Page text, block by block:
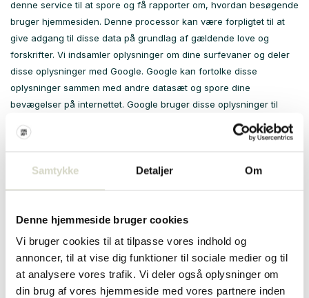
Samtykke Detaljer Om
Denne hjemmeside bruger cookies
Vi bruger cookies til at tilpasse vores indhold og
annoncer, til at vise dig funktioner til sociale medier og til
at analysere vores trafik. Vi deler også oplysninger om
din brug af vores hjemmeside med vores partnere inden
denne service til at spore og få rapporter om, hvordan besøgende
bruger hjemmesiden. Denne processor kan være forpligtet til at
give adgang til disse data på grundlag af gældende love og
forskrifter. Vi indsamler oplysninger om dine surfevaner og deler
disse oplysninger med Google. Google kan fortolke disse
oplysninger sammen med andre datasæt og spore dine
bevægelser på internettet. Google bruger disse oplysninger til
blandt andet at tilbyde målrettede annoncer (Adwords) og andre
Google-tjenester
I tilfælde af at softwareløsninger fra tredjeparter bruger cookies,
Ændringer i privatlivspolitikken
Vi forbeholder os ret til at ændre vores privatlivspolitik til enhver